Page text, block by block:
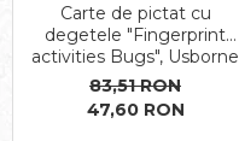
Carte de pictat cu
degetele "Fingerprint
activities Bugs", Usborne
83,51 RON
47,60 RON